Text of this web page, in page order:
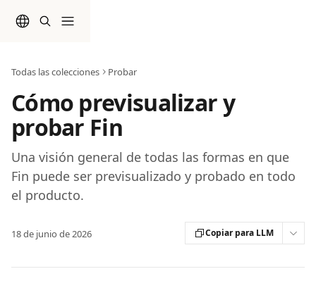
Todas las colecciones Probar
Cómo previsualizar y
probar Fin
Una visión general de todas las formas en que
Fin puede ser previsualizado y probado en todo
el producto.
18 de junio de 2026 Copiar para LLM